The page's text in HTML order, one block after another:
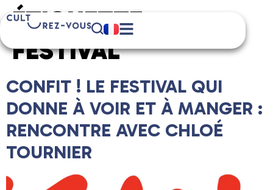
ÉTIQUETTE :
FESTIVAL
CONFIT ! LE FESTIVAL QUI
DONNE À VOIR ET À MANGER :
RENCONTRE AVEC CHLOÉ
TOURNIER